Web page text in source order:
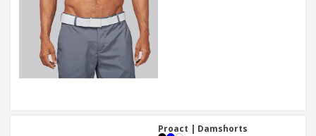
Proact | Damshorts